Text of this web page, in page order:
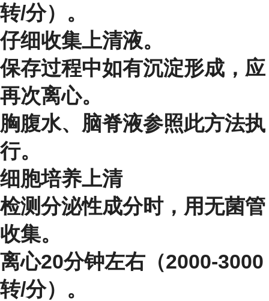
转/分）。
仔细收集上清液。
保存过程中如有沉淀形成，应
再次离心。
胸腹水、脑脊液参照此方法执
行。
细胞培养上清
检测分泌性成分时，用无菌管
收集。
离心20分钟左右（2000-3000
转/分）。